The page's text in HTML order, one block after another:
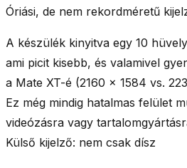
Óriási, de nem rekordméretű
A készülék kinyitva egy 10
ami picit kisebb, és valamivel
a Mate XT-é (2160 × 1584 vs.
Ez még mindig hatalmas felület
videózásra vagy
Külső kijelző: nem csak dísz